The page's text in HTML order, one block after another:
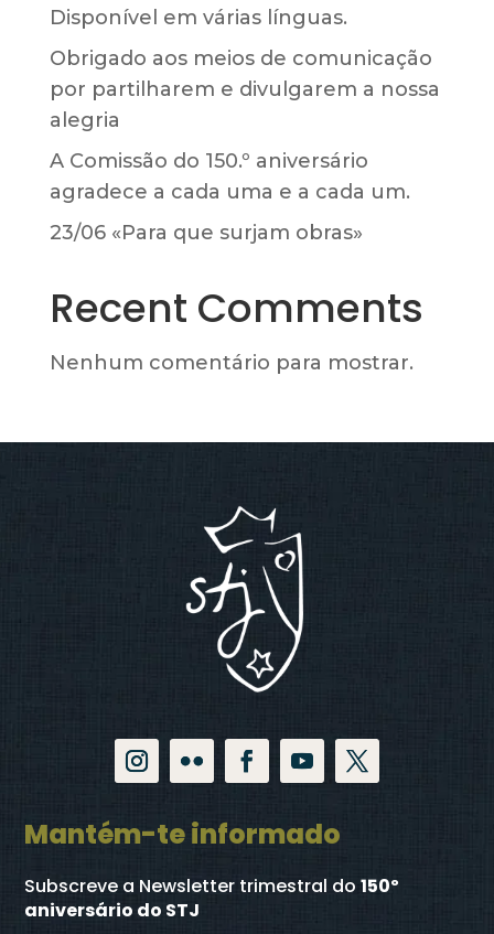
Disponível em várias línguas.
Obrigado aos meios de comunicação
por partilharem e divulgarem a nossa
alegria
A Comissão do 150.º aniversário
agradece a cada uma e a cada um.
23/06 «Para que surjam obras»
Recent Comments
Nenhum comentário para mostrar.
Mantém-te informado
Subscreve a Newsletter trimestral do150º
aniversário do STJ